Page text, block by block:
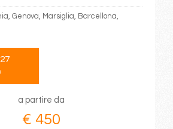
Genova, Marsiglia, Barcellona,
a partire da
€ 450